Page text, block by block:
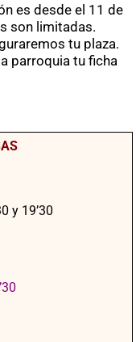
es desde el 11 de
son limitadas.
tu plaza.
parroquia tu ficha
y 19’30